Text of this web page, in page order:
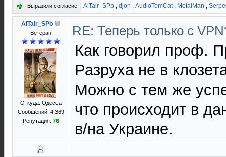
Выразили согласие: AlTair_SPb , djon , AudioTomCat, MetalMan ,
AlTair_SPb
Ветеран
Откуда: Одесса
Сообщений: 4 369
Репутация: 76
RE: Теперь только с
Как говорил проф.
Разруха не в
Можно с тем же
что происходит в
в/на Украине.